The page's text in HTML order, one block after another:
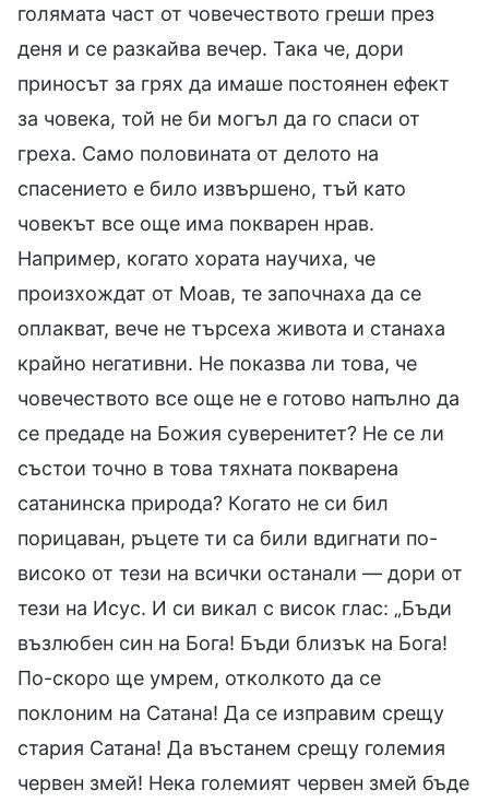
голямата част от човечеството греши през
деня и се разкайва вечер. Така че, дори
приносът за грях да имаше постоянен ефект
за човека, той не би могъл да го спаси от
греха. Само половината от делото на
спасението е било извършено, тъй като
човекът все още има покварен нрав.
Например, когато хората научиха, че
произхождат от Моав, те започнаха да се
оплакват, вече не търсеха живота и станаха
крайно негативни. Не показва ли това, че
човечеството все още не е готово напълно да
се предаде на Божия суверенитет? Не се ли
състои точно в това тяхната покварена
сатанинска природа? Когато не си бил
порицаван, ръцете ти са били вдигнати по-
високо от тези на всички останали — дори от
тези на Исус. И си викал с висок глас: „Бъди
възлюбен син на Бога! Бъди близък на Бога!
По-скоро ще умрем, отколкото да се
поклоним на Сатана! Да се изправим срещу
стария Сатана! Да въстанем срещу големия
червен змей! Нека големият червен змей бъде